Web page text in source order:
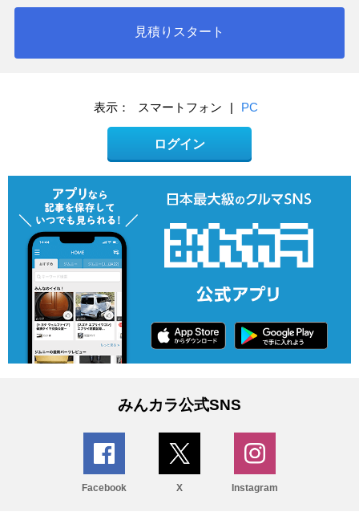
見積りスタート
表示： スマートフォン | PC
ログイン
みんカラ公式SNS
Facebook X Instagram